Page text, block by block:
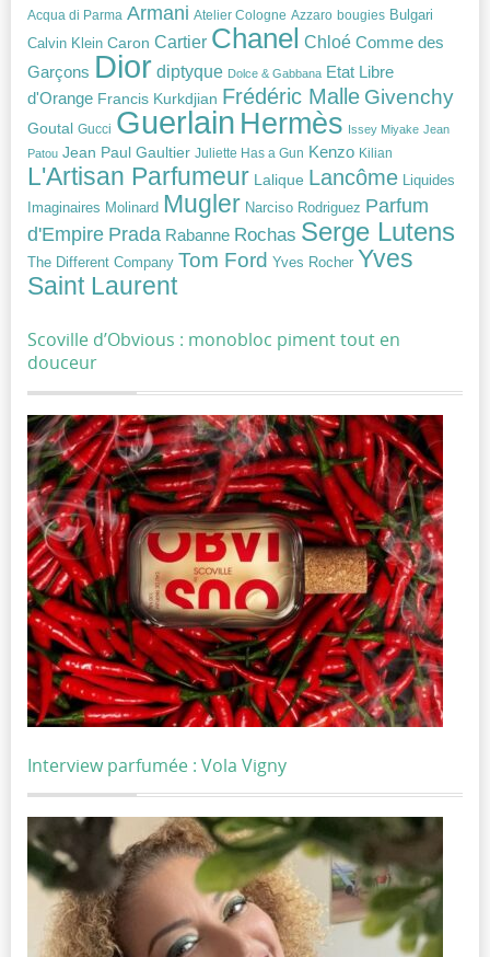
Acqua di Parma Armani Atelier Cologne Azzaro bougies Bulgari
Calvin Klein Caron Cartier Chanel Chloé Comme des
Garçons Dior diptyque Dolce & Gabbana Etat Libre
d'Orange Francis Kurkdjian Frédéric Malle Givenchy
Goutal Gucci Guerlain Hermès Issey Miyake Jean
Patou Jean Paul Gaultier Juliette Has a Gun Kenzo Kilian
L'Artisan Parfumeur Lalique Lancôme Liquides
Imaginaires Molinard Mugler Narciso Rodriguez Parfum
d'Empire Prada Rabanne Rochas Serge Lutens
The Different Company Tom Ford Yves Rocher Yves
Saint Laurent
Scoville d’Obvious : monobloc piment tout en
douceur
Interview parfumée : Vola Vigny